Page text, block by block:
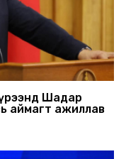
Шадар
аймагт ажиллав